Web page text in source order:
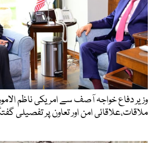
وزیر دفاع خواجہ آصف سے امریکی ناظم
ملاقات،علاقائی امن اور تعاون پر تفصیلی